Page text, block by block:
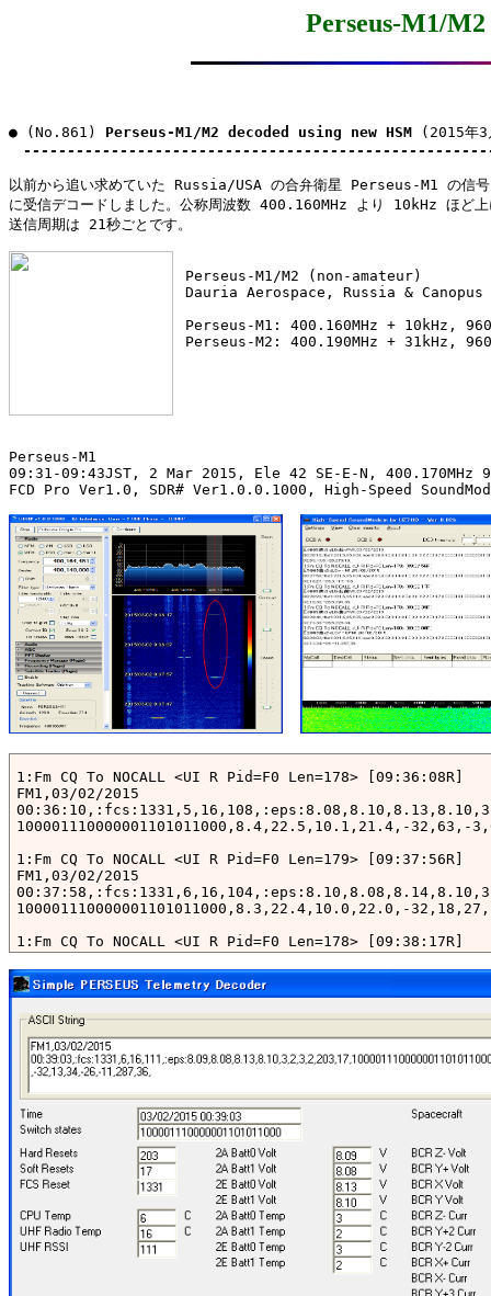
Perseus-M1/
● (No.861) Perseus-M1/M2 decoded using new HSM (2015年3
以前から追い求めていた Russia/USA の合弁衛星 Perseus-M1 の信号
に受信デコードしました。公称周波数 400.160MHz より 10kHz ほど上
送信周期は 21秒ごとです。
Perseus-M1/M2 (non-amateur)
Dauria Aerospace, Russia & Canopus
Perseus-M1: 400.160MHz + 10kHz,
Perseus-M2: 400.190MHz + 31kHz,
Perseus-M1
09:31-09:43JST, 2 Mar 2015, Ele 42 SE-E-N, 400.170MHz
FCD Pro Ver1.0, SDR# Ver1.0.0.1000, High-Speed
1:Fm CQ To NOCALL <UI R Pid=F0 Len=178> [09:36:08R]
FM1,03/02/2015
100001110000001101011000,8.4,22.5,10.1,21.4,-32,63,-
1:Fm CQ To NOCALL <UI R Pid=F0 Len=179> [09:37:56R]
FM1,03/02/2015
100001110000001101011000,8.3,22.4,10.0,22.0,-
1:Fm CQ To NOCALL <UI R Pid=F0 Len=178> [09:38:17R]
FM1,03/02/2015
100001110000001101011000,8.3,22.4,10.4,22.0,-
1:Fm CQ To NOCALL <UI R Pid=F0 Len=178> [09:38:39R]
FM1,03/02/2015
100001110000001101011000,8.3,22.4,10.6,22.0,-
1:Fm CQ To NOCALL <UI R Pid=F0 Len=180> [09:39:00R]
FM1,03/02/2015